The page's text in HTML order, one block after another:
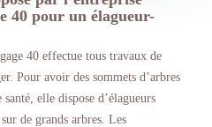
40 pour un élagueur-
40 effectue tous travaux de
Pour avoir des sommets d’arbres
elle dispose d’élagueurs
de grands arbres. Les